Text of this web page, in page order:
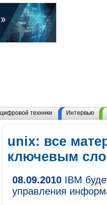
техники Интервью
unix: все
ключевым
08.09.2010 IBM
управления